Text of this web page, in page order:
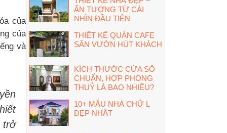
của
của
và
trở
ẤN TƯỢNG TỪ CÁI
NHÌN ĐẦU TIÊN
THIẾT KẾ QUÁN CAFE
SÂN VƯỜN HÚT KHÁCH
KÍCH THƯỚC CỬA SỔ
CHUẨN, HỢP PHONG
THUỶ LÀ BAO NHIÊU?
10+ MẪU NHÀ CHỮ L
ĐẸP NHẤT